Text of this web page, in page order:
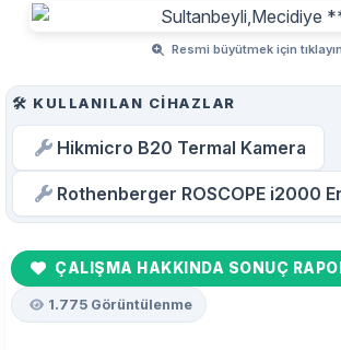
Resmi büyütmek için tıklayın
🛠️ KULLANILAN CIHAZLAR
Hikmicro B20 Termal Kamera
Rothenberger ROSCOPE i2000
ÇALIŞMA HAKKINDA SONUÇ
1.775 Görüntülenme